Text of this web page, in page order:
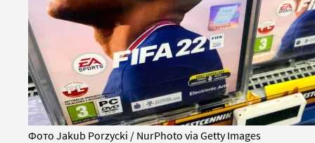
Фото Jakub Porzycki / NurPhoto via Getty Images